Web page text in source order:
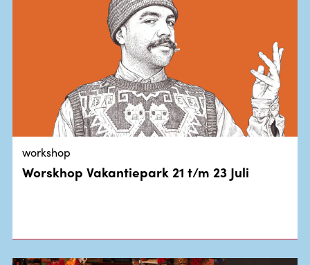
workshop
Worskhop Vakantiepark 21 t/m 23 Juli